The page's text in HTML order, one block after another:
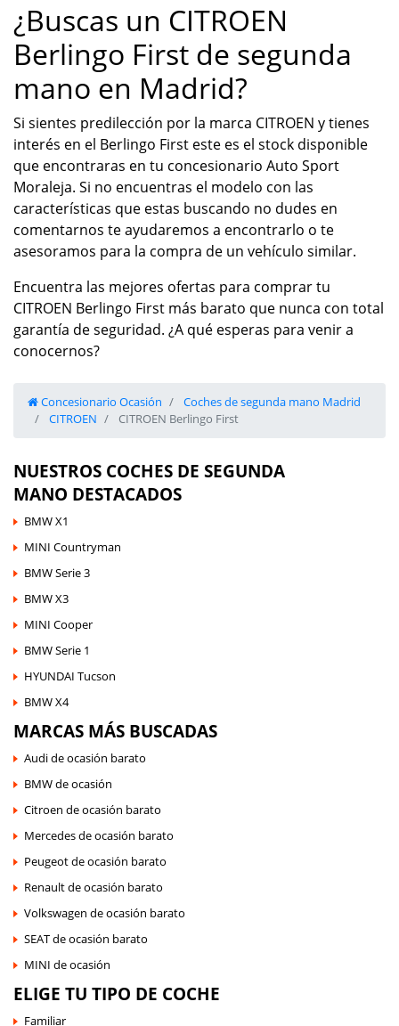
¿Buscas un CITROEN
Berlingo First de segunda
mano en Madrid?
Si sientes predilección por la marca CITROEN y tienes
interés en el Berlingo First este es el stock disponible
que encontraras en tu concesionario Auto Sport
Moraleja. Si no encuentras el modelo con las
características que estas buscando no dudes en
comentarnos te ayudaremos a encontrarlo o te
asesoramos para la compra de un vehículo similar.
Encuentra las mejores ofertas para comprar tu
CITROEN Berlingo First más barato que nunca con total
garantía de seguridad. ¿A qué esperas para venir a
conocernos?
Concesionario Ocasión
Coches de segunda mano Madrid
CITROEN
CITROEN Berlingo First
NUESTROS COCHES DE SEGUNDA
MANO DESTACADOS
BMW X1
MINI Countryman
BMW Serie 3
BMW X3
MINI Cooper
BMW Serie 1
HYUNDAI Tucson
BMW X4
MARCAS MÁS BUSCADAS
Audi de ocasión barato
BMW de ocasión
Citroen de ocasión barato
Mercedes de ocasión barato
Peugeot de ocasión barato
Renault de ocasión barato
Volkswagen de ocasión barato
SEAT de ocasión barato
MINI de ocasión
ELIGE TU TIPO DE COCHE
Familiar